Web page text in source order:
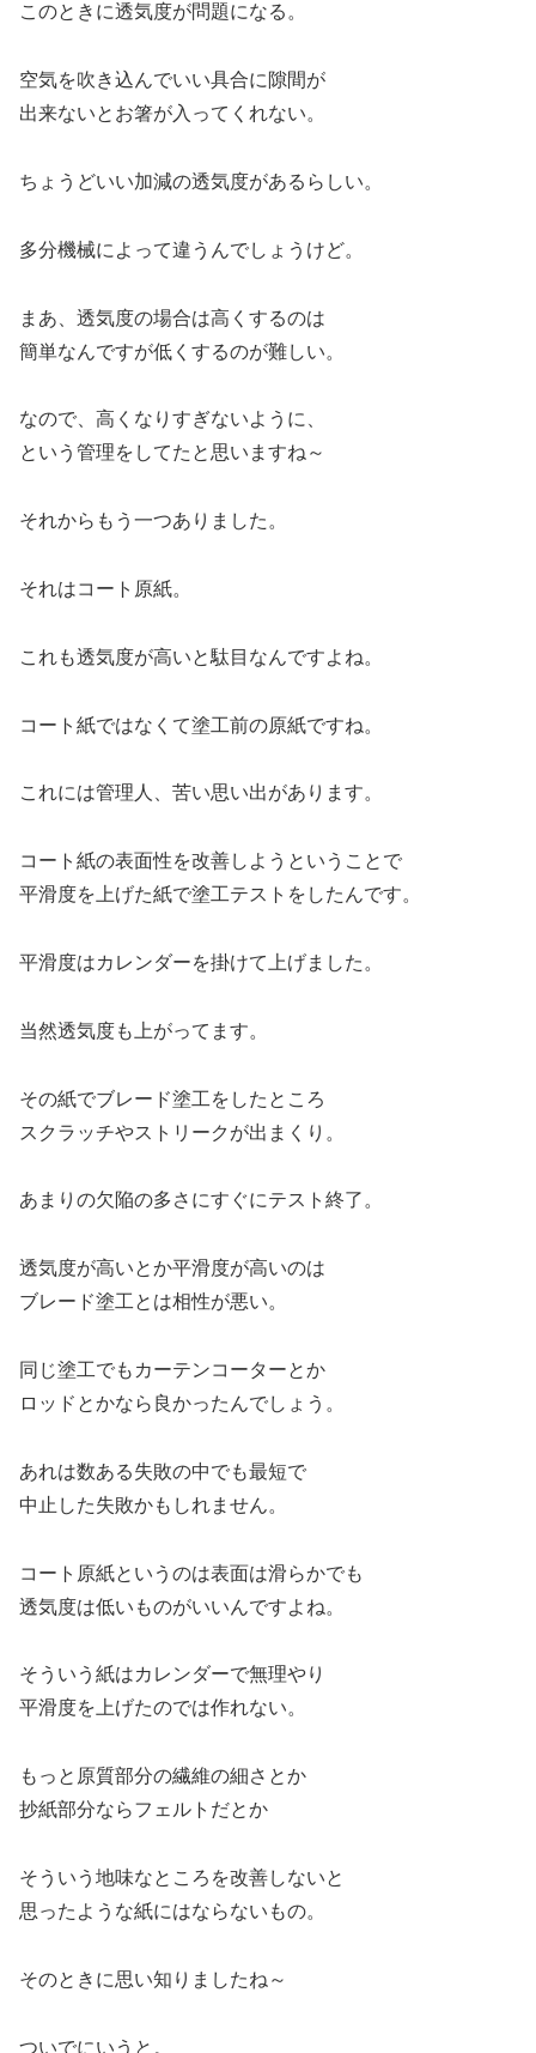
このときに透気度が問題になる。
空気を吹き込んでいい具合に隙間が
出来ないとお箸が入ってくれない。
ちょうどいい加減の透気度があるらしい。
多分機械によって違うんでしょうけど。
まあ、透気度の場合は高くするのは
簡単なんですが低くするのが難しい。
なので、高くなりすぎないように、
という管理をしてたと思いますね～
それからもう一つありました。
それはコート原紙。
これも透気度が高いと駄目なんですよね。
コート紙ではなくて塗工前の原紙ですね。
これには管理人、苦い思い出があります。
コート紙の表面性を改善しようということで
平滑度を上げた紙で塗工テストをしたんです。
平滑度はカレンダーを掛けて上げました。
当然透気度も上がってます。
その紙でブレード塗工をしたところ
スクラッチやストリークが出まくり。
あまりの欠陥の多さにすぐにテスト終了。
透気度が高いとか平滑度が高いのは
ブレード塗工とは相性が悪い。
同じ塗工でもカーテンコーターとか
ロッドとかなら良かったんでしょう。
あれは数ある失敗の中でも最短で
中止した失敗かもしれません。
コート原紙というのは表面は滑らかでも
透気度は低いものがいいんですよね。
そういう紙はカレンダーで無理やり
平滑度を上げたのでは作れない。
もっと原質部分の繊維の細さとか
抄紙部分ならフェルトだとか
そういう地味なところを改善しないと
思ったような紙にはならないもの。
そのときに思い知りましたね～
ついでにいうと。